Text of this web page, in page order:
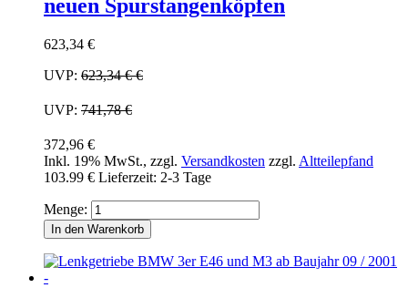
neuen Spurstangenköpfen
623,34 €
UVP: 623,34 €€
UVP: 741,78 €
372,96 €
Inkl. 19% MwSt., zzgl. Versandkosten zzgl. Altteilepfand
103.99 € Lieferzeit: 2-3 Tage
Menge:
In den Warenkorb